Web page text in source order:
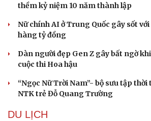
Phòng mạch online
thềm kỷ niệm 10 năm thành lập
Nữ chính AI ở Trung Quốc gây sốt
hàng tỷ đồng
Dàn người đẹp Gen Z gây bất ngờ
cuộc thi Hoa hậu
“Ngọc Nữ Trời Nam”- bộ sưu tập
NTK trẻ Đỗ Quang Trường
DU LỊCH